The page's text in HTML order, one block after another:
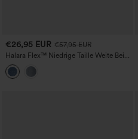
€26,95 EUR €57,95 EUR
Halara Flex™ Niedrige Taille Weite Bein
Gewaschene Lässige Jeans mit Taschen